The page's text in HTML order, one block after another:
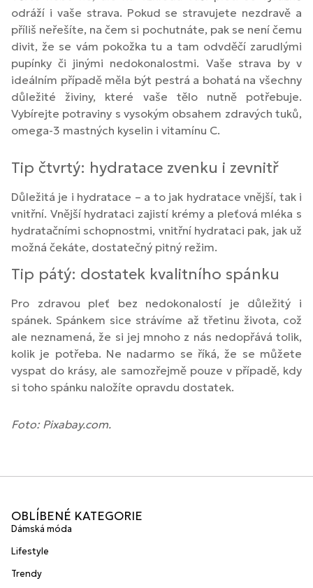
odráží i vaše strava. Pokud se stravujete nezdravě a
příliš neřešíte, na čem si pochutnáte, pak se není čemu
divit, že se vám pokožka tu a tam odvděčí zarudlými
pupínky či jinými nedokonalostmi. Vaše strava by v
ideálním případě měla být pestrá a bohatá na všechny
důležité živiny, které vaše tělo nutně potřebuje.
Vybírejte potraviny s vysokým obsahem zdravých tuků,
omega-3 mastných kyselin i vitamínu C.
Tip čtvrtý: hydratace zvenku i zevnitř
Důležitá je i hydratace – a to jak hydratace vnější, tak i
vnitřní. Vnější hydrataci zajistí krémy a pleťová mléka s
hydratačními schopnostmi, vnitřní hydrataci pak, jak už
možná čekáte, dostatečný pitný režim.
Tip pátý: dostatek kvalitního spánku
Pro zdravou pleť bez nedokonalostí je důležitý i
spánek. Spánkem sice strávíme až třetinu života, což
ale neznamená, že si jej mnoho z nás nedopřává tolik,
kolik je potřeba. Ne nadarmo se říká, že se můžete
vyspat do krásy, ale samozřejmě pouze v případě, kdy
si toho spánku naložíte opravdu dostatek.
Foto: Pixabay.com.
OBLÍBENÉ KATEGORIE
Dámská móda
Lifestyle
Trendy